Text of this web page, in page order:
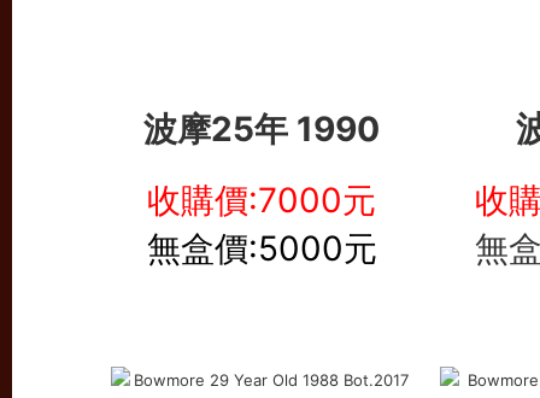
波摩25年 1990
收購價:7000元
無盒價:5000元
收
無